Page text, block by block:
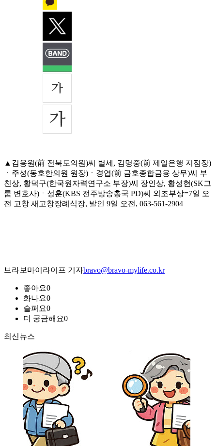
▲김용원(前 전북도의원)씨 별세, 김명중(前 제일은행 지점장)
ㆍ주성(동호한의원 원장)ㆍ경엽(前 금호종합금융 상무)씨 부
친상, 황덕구(한국원자력연구소 부장)씨 장인상, 황성현(SK그
룹 변호사)ㆍ성훈(KBS 전주방송총국 PD)씨 외조부상=7일 오
전 고창 새고창장례식장, 발인 9일 오전, 063-561-2904
브라보마이라이프 기자bravo@bravo-mylife.co.kr
좋아요0
화나요0
슬퍼요0
더 궁금해요0
최신뉴스